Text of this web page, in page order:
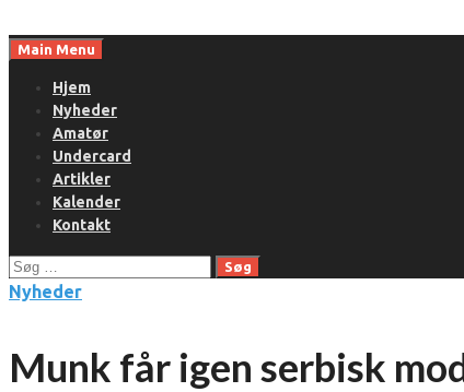
toMain Menu
Hjem
Nyheder
Amatør
Undercard
Artikler
Kalender
Kontakt
Søg
efter:
Nyheder
Munk får igen serbisk